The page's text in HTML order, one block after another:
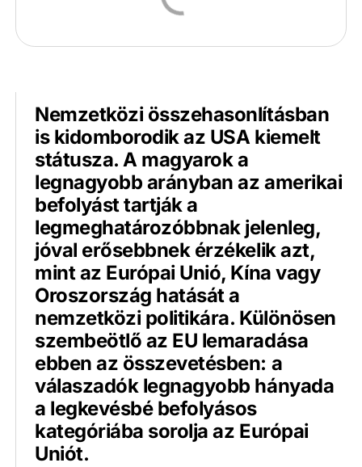
Nemzetközi összehasonlításban
is kidomborodik az USA kiemelt
státusza. A magyarok a
legnagyobb arányban az amerikai
befolyást tartják a
legmeghatározóbbnak jelenleg,
jóval erősebbnek érzékelik azt,
mint az Európai Unió, Kína vagy
Oroszország hatását a
nemzetközi politikára. Különösen
szembeötlő az EU lemaradása
ebben az összevetésben: a
válaszadók legnagyobb hányada
a legkevésbé befolyásos
kategóriába sorolja az Európai
Uniót.